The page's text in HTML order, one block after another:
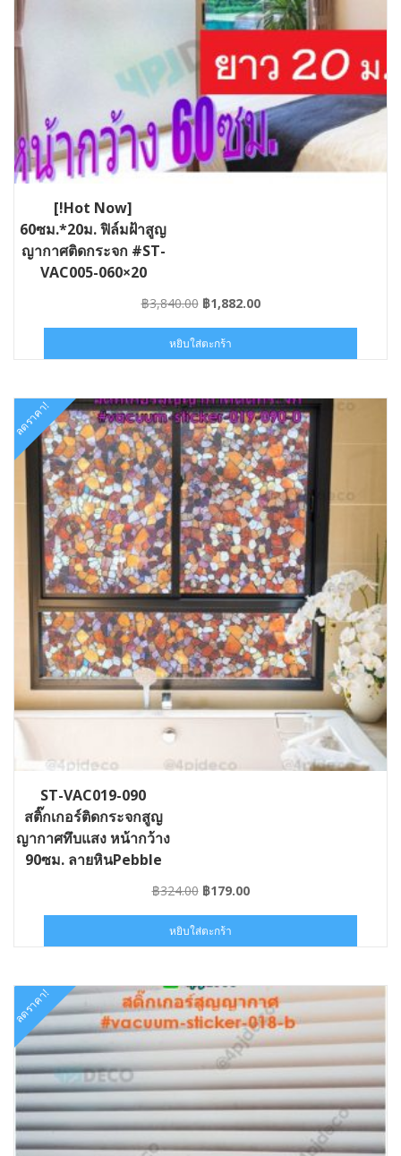
[!Hot Now]
60ซม.*20ม. ฟิล์มฝ้าสูญ
ญากาศติดกระจก #ST-
VAC005-060×20
฿3,840.00 Original
was:
฿3,840.00.
฿1,882.00Current
฿1,882.00.
หยิบใส่ตะกร้า
ลดราคา!
ST-VAC019-090
สติ๊กเกอร์ติดกระจกสูญ
ญากาศทึบแสง หน้ากว้าง
90ซม. ลายหินPebble
฿324.00 Original
was:
฿324.00.
฿179.00Current
฿179.00.
หยิบใส่ตะกร้า
ลดราคา!